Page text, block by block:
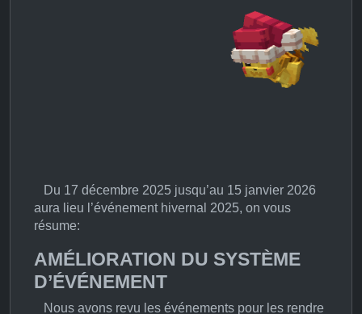
Du 17 décembre 2025 jusqu’au 15 janvier 2026
aura lieu l’événement hivernal 2025, on vous
résume:
AMÉLIORATION DU SYSTÈME
D’ÉVÉNEMENT
Nous avons revu les événements pour les rendre